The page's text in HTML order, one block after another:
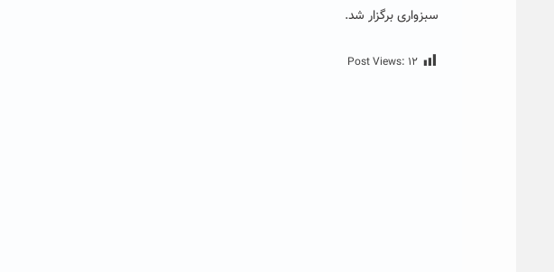
سبزواری برگزار شد.
Post Views: ۱۲